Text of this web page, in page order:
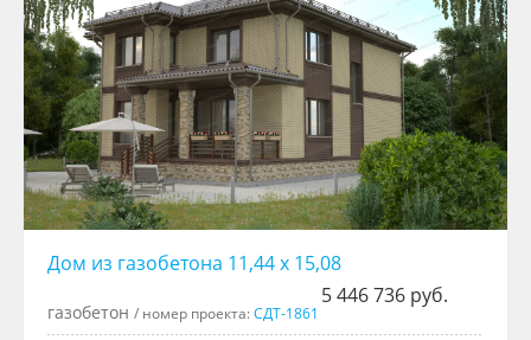
Дом из газобетона 11,44 х 15,08
5 446 736 руб.
газобетон / номер проекта:СДТ-1861